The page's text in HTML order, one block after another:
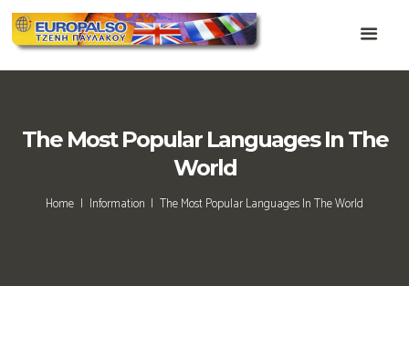
The Most Popular Languages In The
World
Home Information The Most Popular Languages In The World